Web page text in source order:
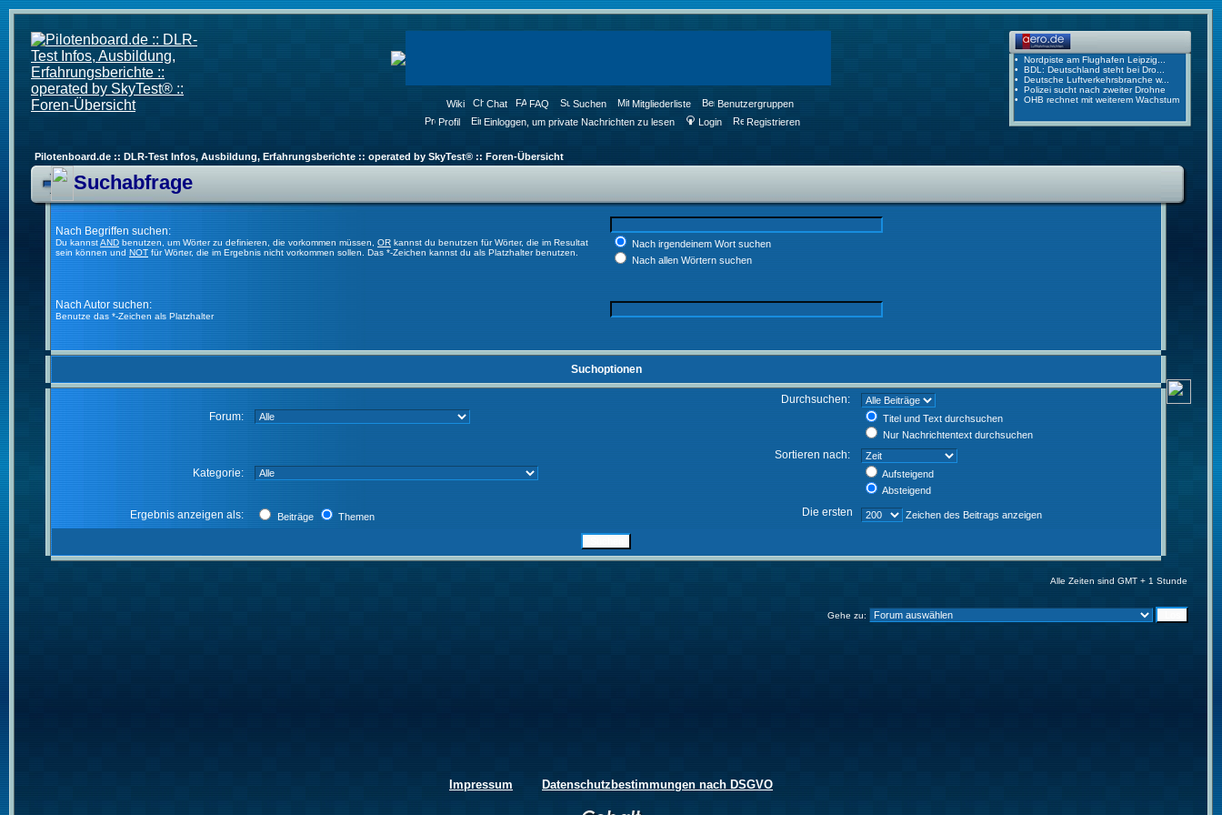
Wiki Chat FAQ Suchen Mitgliederliste
Benutzergruppen
Profil
Einloggen, um private Nachrichten zu lesen Login Registrieren
Pilotenboard.de :: DLR-Test Infos, Ausbildung, Erfahrungsberichte :: operated by SkyTest® :: Foren-Übersicht
Suchabfrage
Nach Begriffen suchen:
Du kannstAND benutzen, um Wörter zu definieren, die vorkommen müssen, OR kannst du benutzen für Wörter, die im Resultat
sein können und NOT für Wörter, die im Ergebnis nicht vorkommen sollen. Das *-Zeichen kannst du als Platzhalter benutzen.
Nach irgendeinem Wort suchen
Nach allen Wörtern suchen
Nach Autor suchen:
Benutze das *-Zeichen als Platzhalter
Suchoptionen
Forum:
Durchsuchen:
Titel und Text durchsuchen
Nur Nachrichtentext durchsuchen
Kategorie:
Sortieren nach:
Aufsteigend
Absteigend
Ergebnis anzeigen als: Beiträge Themen Die ersten Zeichen des Beitrags anzeigen
Alle Zeiten sind GMT + 1 Stunde
Gehe zu:
Impressum Datenschutzbestimmungen nach DSGVO